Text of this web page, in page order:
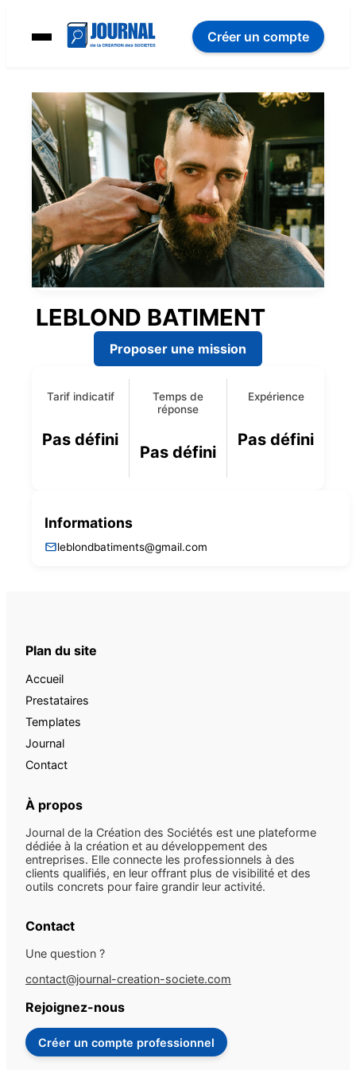
Créer un compte
LEBLOND BATIMENT
Proposer une mission
Tarif indicatif
Pas défini
Temps de
réponse
Pas défini
Expérience
Pas défini
Informations
leblondbatiments@gmail.com
Plan du site
Accueil
Prestataires
Templates
Journal
Contact
À propos
Journal de la Création des Sociétés est une plateforme
dédiée à la création et au développement des
entreprises. Elle connecte les professionnels à des
clients qualifiés, en leur offrant plus de visibilité et des
outils concrets pour faire grandir leur activité.
Contact
Une question ?
contact@journal-creation-societe.com
Rejoignez-nous
Créer un compte professionnel